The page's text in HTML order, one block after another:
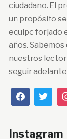
ciudadano. El
un propósito
equipo forjado
años.
nuestros
seguir
Instagram